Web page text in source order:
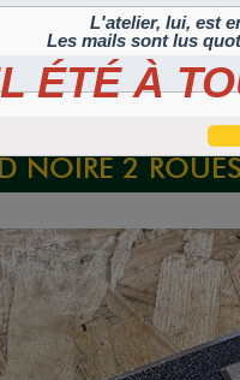
Plaques
autocollantes et
Plaques
peintes
L'atelier, lui, est
Les mails sont lus
ÉTÉ À
NOIRE 2